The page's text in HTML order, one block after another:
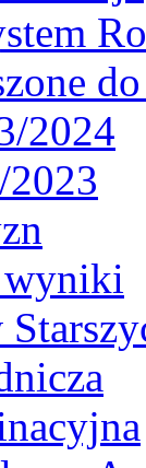
2024
wyniki